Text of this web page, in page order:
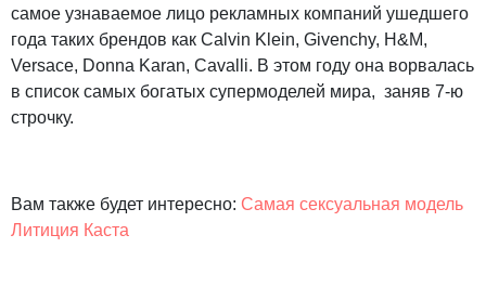
самое узнаваемое лицо рекламных компаний ушедшего
года таких брендов как Calvin Klein, Givenchy, H&M,
Versace, Donna Karan, Cavalli. В этом году она ворвалась
в список самых богатых супермоделей мира, заняв 7-ю
строчку.
Вам также будет интересно: Самая сексуальная модель
Литиция Каста